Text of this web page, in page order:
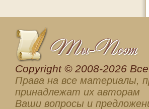
Сopyright © 2008-2026
Права на все материалы,
принадлежат их авторам
Ваши вопросы и